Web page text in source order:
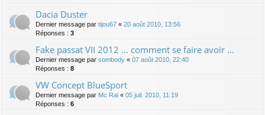
Dacia Duster
Dernier message par tijou67 « 20 août 2010, 13:56
Réponses : 3
Fake passat VII 2012 ... comment se faire avoir ...
Dernier message par sombody « 07 août 2010, 22:40
Réponses : 8
VW Concept BlueSport
Dernier message par Mc Rai « 05 juil. 2010, 11:19
Réponses : 6